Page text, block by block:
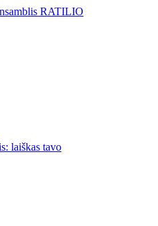
laiškas tavo